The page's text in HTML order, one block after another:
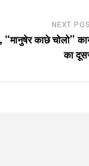
NEXT
काछे चोलो”
का